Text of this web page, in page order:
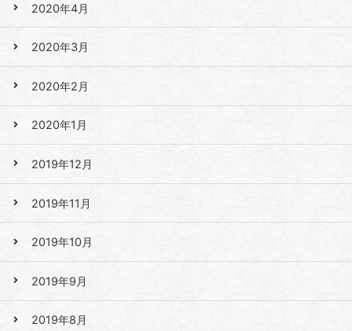
2020年4月
2020年3月
2020年2月
2020年1月
2019年12月
2019年11月
2019年10月
2019年9月
2019年8月